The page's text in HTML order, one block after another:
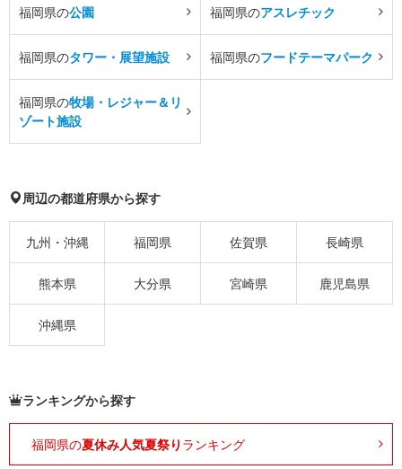
福岡県の公園 福岡県のアスレチック
福岡県のタワー・展望施設 福岡県のフードテーマパーク
福岡県の牧場・レジャー＆リ
ゾート施設
周辺の都道府県から探す
九州・沖縄 福岡県 佐賀県 長崎県
熊本県 大分県 宮崎県 鹿児島県
沖縄県
ランキングから探す
福岡県の夏休み人気夏祭り ランキング